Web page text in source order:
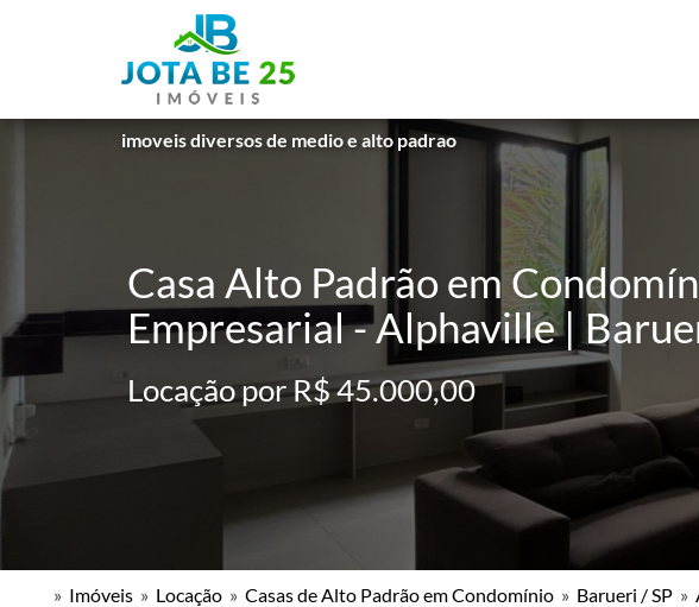
imoveis diversos de medio e alto padrao
Casa Alto Padrão em
Empresarial - Alphaville |
Locação por R$ 45.000,00
» Imóveis » Locação » Casas de Alto Padrão em Condomínio » Barueri / SP »